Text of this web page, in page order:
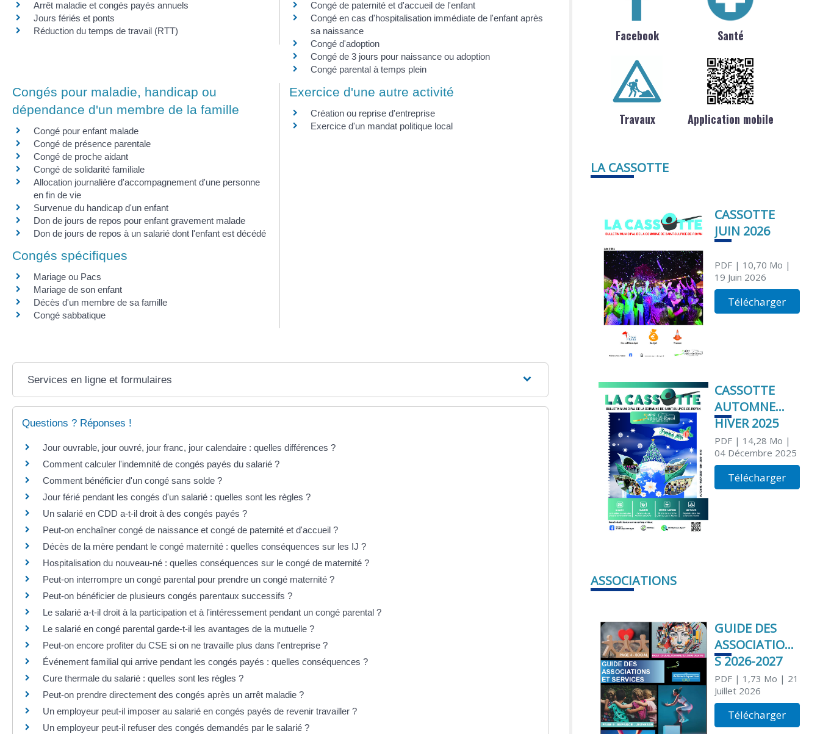
Arrêt maladie et congés payés annuels
Jours fériés et ponts
Réduction du temps de travail (RTT)
Congé de paternité et d'accueil de l'enfant
Congé en cas d'hospitalisation immédiate de l'enfant après
sa naissance
Congé d'adoption
Congé de 3 jours pour naissance ou adoption
Congé parental à temps plein
Congés pour maladie, handicap ou
dépendance d'un membre de la famille
Congé pour enfant malade
Congé de présence parentale
Congé de proche aidant
Congé de solidarité familiale
Allocation journalière d'accompagnement d'une personne
en fin de vie
Survenue du handicap d'un enfant
Don de jours de repos pour enfant gravement malade
Don de jours de repos à un salarié dont l'enfant est décédé
Exercice d'une autre activité
Création ou reprise d'entreprise
Exercice d'un mandat politique local
Congés spécifiques
Mariage ou Pacs
Mariage de son enfant
Décès d'un membre de sa famille
Congé sabbatique
Services en ligne et formulaires
Questions ? Réponses !
Jour ouvrable, jour ouvré, jour franc, jour calendaire : quelles différences ?
Comment calculer l'indemnité de congés payés du salarié ?
Comment bénéficier d'un congé sans solde ?
Jour férié pendant les congés d'un salarié : quelles sont les règles ?
Un salarié en CDD a-t-il droit à des congés payés ?
Peut-on enchaîner congé de naissance et congé de paternité et d'accueil ?
Décès de la mère pendant le congé maternité : quelles conséquences sur les IJ ?
Hospitalisation du nouveau-né : quelles conséquences sur le congé de maternité ?
Peut-on interrompre un congé parental pour prendre un congé maternité ?
Peut-on bénéficier de plusieurs congés parentaux successifs ?
Le salarié a-t-il droit à la participation et à l'intéressement pendant un congé parental ?
Le salarié en congé parental garde-t-il les avantages de la mutuelle ?
Peut-on encore profiter du CSE si on ne travaille plus dans l'entreprise ?
Événement familial qui arrive pendant les congés payés : quelles conséquences ?
Cure thermale du salarié : quelles sont les règles ?
Peut-on prendre directement des congés après un arrêt maladie ?
Un employeur peut-il imposer au salarié en congés payés de revenir travailler ?
Un employeur peut-il refuser des congés demandés par le salarié ?
Facebook Santé
Travaux Application mobile
LA CASSOTTE
CASSOTTE
JUIN 2026
PDF| 10,70 Mo |
19 Juin 2026
Télécharger
CASSOTTE
AUTOMNE
HIVER 2025
PDF| 14,28 Mo |
04 Décembre 2025
Télécharger
ASSOCIATIONS
GUIDE DES
ASSOCIATION
S 2026-2027
PDF| 1,73 Mo | 21
Juillet 2026
Télécharger